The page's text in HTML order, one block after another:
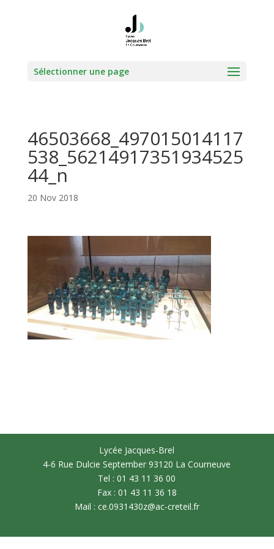
Sélectionner une page
46503668_497015014117
538_56214917351934525
44_n
20 Nov 2018
Lycée Jacques-Brel
4-6 Rue Dulcie September 93120 La Courneuve
Tel : 01 43 11 36 00
Fax : 01 43 11 36 18
Mail : ce.0931430z@ac-creteil.fr